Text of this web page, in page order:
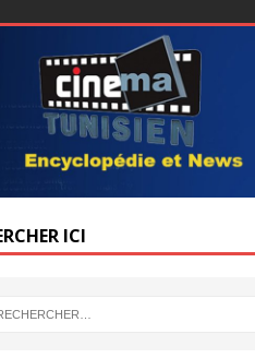
e
k
itt
er
ta
g
er
ICI